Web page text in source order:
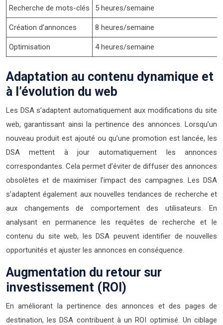
Recherche de mots-clés 5 heures/semaine
Création d’annonces 8 heures/semaine
Optimisation 4 heures/semaine
Adaptation au contenu dynamique et
à l’évolution du web
Les DSA s’adaptent automatiquement aux modifications du site
web, garantissant ainsi la pertinence des annonces. Lorsqu’un
nouveau produit est ajouté ou qu’une promotion est lancée, les
DSA mettent à jour automatiquement les annonces
correspondantes. Cela permet d’éviter de diffuser des annonces
obsolètes et de maximiser l’impact des campagnes. Les DSA
s’adaptent également aux nouvelles tendances de recherche et
aux changements de comportement des utilisateurs. En
analysant en permanence les requêtes de recherche et le
contenu du site web, les DSA peuvent identifier de nouvelles
opportunités et ajuster les annonces en conséquence.
Augmentation du retour sur
investissement (ROI)
En améliorant la pertinence des annonces et des pages de
destination, les DSA contribuent à un ROI optimisé. Un ciblage